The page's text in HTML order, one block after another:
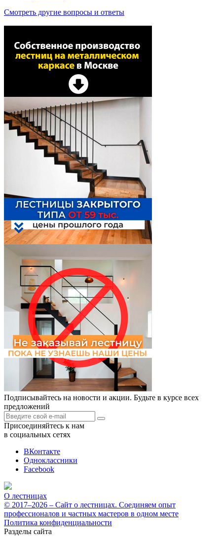
Смотреть другие вопросы и ответы
Подписывайтесь на новости и акции. Будьте в курсе всех
предложений
Присоединяйтесь к нам
в социальных сетях
ВКонтакте
Одноклассники
Facebook
О лестницах
© 2017–2026 – Сайт о лестницах. Соединяем опыт
профессионалов и частных мастеров в одном месте
Политика конфиденциальности
Разделы сайта